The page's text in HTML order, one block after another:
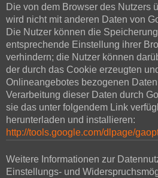
Die von dem Browser des Nutzers
wird nicht mit anderen Daten von
Die Nutzer können die
entsprechende Einstellung ihrer
verhindern; die Nutzer können
der durch das Cookie erzeugten
Onlineangebotes bezogenen
Verarbeitung dieser Daten durch
sie das unter folgendem Link
herunterladen und installieren:
http://tools.google.com/dlpage/
Weitere Informationen zur
Einstellungs- und